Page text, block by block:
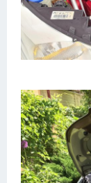
Самолеты
Корабли
Тойота
Лодки
Шкода
Вертолеты